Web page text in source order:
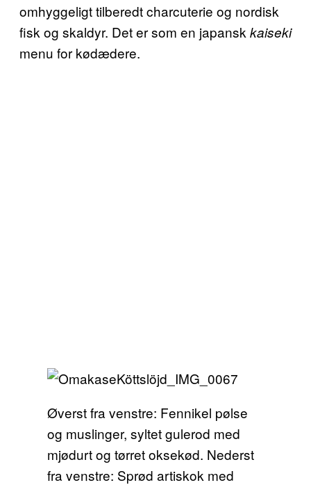
omhyggeligt tilberedt charcuterie og nordisk
fisk og skaldyr. Det er som en japansk kaiseki
menu for kødædere.
Øverst fra venstre: Fennikel pølse
og muslinger, syltet gulerod med
mjødurt og tørret oksekød. Nederst
fra venstre: Sprød artiskok med